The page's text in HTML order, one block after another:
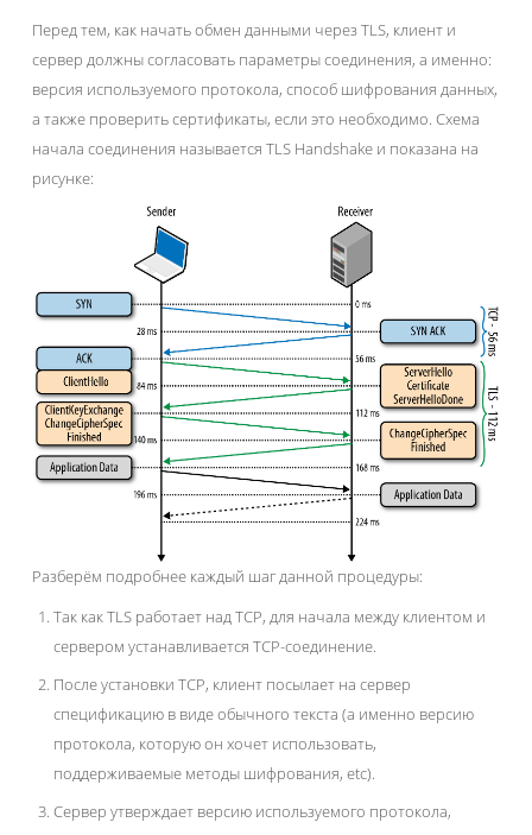
Перед тем, как начать обмен данными через TLS, клиент и
сервер должны согласовать параметры соединения, а именно:
версия используемого протокола, способ шифрования данных,
а также проверить сертификаты, если это необходимо. Схема
начала соединения называется TLS Handshake и показана на
рисунке:
Разберём подробнее каждый шаг данной процедуры:
Так как TLS работает над TCP, для начала между клиентом и
сервером устанавливается TCP-соединение.
После установки TCP, клиент посылает на сервер
спецификацию в виде обычного текста (а именно версию
протокола, которую он хочет использовать,
поддерживаемые методы шифрования, etc).
Сервер утверждает версию используемого протокола,